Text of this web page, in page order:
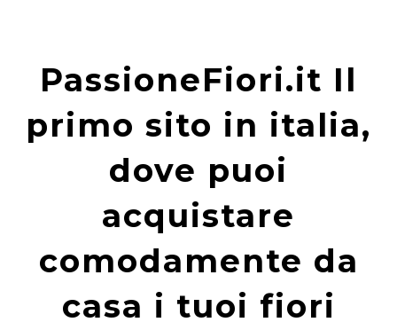
PassioneFiori.it Il
primo sito in italia,
dove puoi
acquistare
comodamente da
casa i tuoi fiori